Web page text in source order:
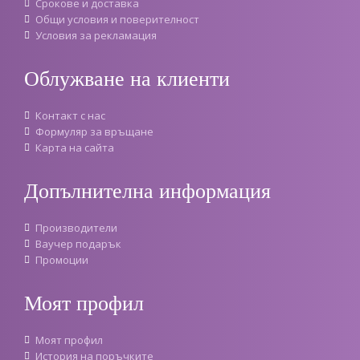
Срокове и доставка
Oбщи условия и поверителност
Условия за рекламация
Облужване на клиенти
Контакт с нас
Формуляр за връщане
Карта на сайта
Допълнителна информация
Производители
Ваучер подарък
Промоции
Моят профил
Моят профил
История на поръчките